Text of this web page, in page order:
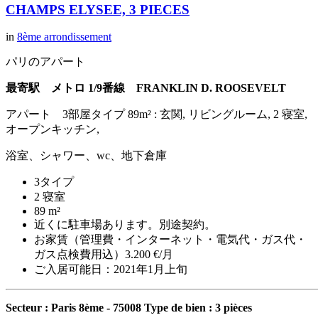
CHAMPS ELYSEE, 3 PIECES
in 8ème arrondissement
パリのアパート
最寄駅 メトロ 1/9番線 FRANKLIN D. ROOSEVELT
アパート 3部屋タイプ 89m² : 玄関, リビングルーム, 2 寝室,
オープンキッチン,
浴室、シャワー、wc、地下倉庫
3タイプ
2 寝室
89 m²
近くに駐車場あります。別途契約。
お家賃（管理費・インターネット・電気代・ガス代・
ガス点検費用込）3.200 €/月
ご入居可能日：2021年1月上旬
Secteur : Paris 8ème - 75008 Type de bien : 3 pièces